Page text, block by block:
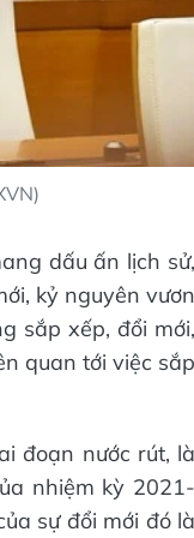
dấu ấn lịch sử,
kỷ nguyên vươn
sắp xếp, đổi mới,
quan tới việc sắp
đoạn nước rút, là
nhiệm kỳ 2021-
sự đổi mới đó là